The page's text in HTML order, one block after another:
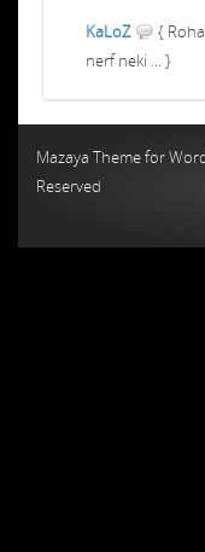
KaLoZ
{
nerf neki ... }
Mazaya Theme for
Reserved